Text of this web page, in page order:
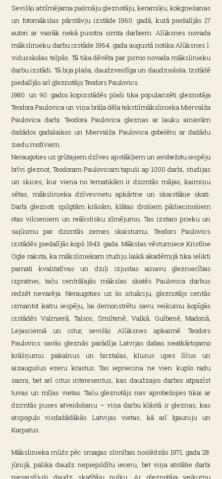
Sevišķi atzīmējama pašmāju gleznotāju, keramiķu, kokgriešanas
un fotomākslas pārstāvju izstāde 1960. gadā, kurā piedalījās 17
autori ar vairāk nekā pusotra simta darbiem. Alūksnes novada
mākslinieku darbu izstāde 1964. gada augustā notika Alūksnes l.
vidusskolas telpās. Tā tika dēvēta par pirmo novada mākslinieku
darbu izstādi. Tā bija plaša, daudzveidīga un daudzsološa. Izstādē
piedalījās arī gleznotājs Teodors Paulovics.
1980. un 90. gados kopizstādēs plaši tika popularizēti gleznotāja
Teodora Paulovica un viņa brāļa dēla tekstilmākslinieka Miervalža
Paulovica darbi. Teodora Paulovica gleznas ar lauku ainavām
dažādos gadalaikos un Miervalža Paulovica gobelēni ar dažādu
ziedu motīviem.
Neraugoties uz grūtajiem dzīves apstākļiem un ierobežotu iespēju
brīvi gleznot, Teodoram Paulovicam tapuši ap 1000 darbi, studijas
un skices, kur viena no tematikām ir dzimtās mājas, kaimiņu
sētas, mākslinieka dzīvesvietu apkārtne un skaistākie skati.
Darbi gleznoti spilgtām krāsām, klātas drošiem pārliecinošiem
otas vilcieniem un reālistisku zīmējumu. Tas izstaro prieku un
sajūsmu par dzimtās zemes skaistumu. Teodors Paulovics
izstādēs piedalījās kopš 1943. gada. Mākslas vēsturniece Kristīne
Ogle raksta, ka māksliniekam studiju laikā akadēmijā tika ielikti
pamati kvalitatīvas un dziļi izjustas ainavu glezniecības
izpratnei, taču centrālajās mākslas skatēs Paulovica darbus
redzēt nevarēja. Neraugoties uz šo situāciju, gleznotājs centās
izmantot katru iespēju, lai demonstrētu savu veikumu kopīgās
izstādēs Valmierā, Talsos, Smiltenē, Valkā, Gulbenē, Madonā,
Lejasciemā un citur, sevišķi Alūksnes apkaimē. Teodors
Paulovics savās gleznās parādīja Latvijas dabas neatkārtojamo
krāšņumu: pakalnus un birztalas, klusus upes līčus un
aizaugušus ezeru krastus. Tas iepriecina ne vien kuplo radu
saimi, bet arī citus interesentus, kas daudzajos darbos atpazīst
tuvas un mīļas vietas. Taču gleznotājs nav aprobežojies tikai ar
dzimtās puses atveidošanu – viņa darbu klāstā ir gleznas, kas
atspoguļo visdažādākās Latvijas vietas, kā arī Igauniju un
Karpatus.
Mākslinieka mūžs pēc smagas slimības noslēdzās 1971. gada 28.
jūnijā, palika daudz nepiepildītu ieceru, bet viņa atstātie darbi
piesaistījuši daudz skatītāju pulku. Ar gleznotāja veikumu